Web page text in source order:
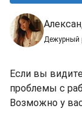
Дежурный
Если вы
проблемы с
Возможно у